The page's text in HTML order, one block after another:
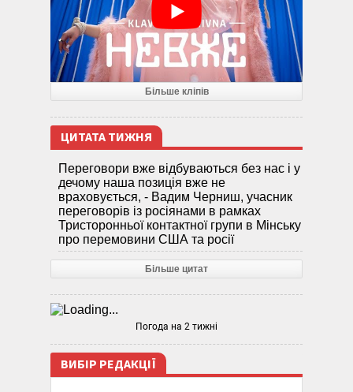
Більше кліпів
ЦИТАТА ТИЖНЯ
Переговори вже відбуваються без нас і у
дечому наша позиція вже не
враховується, - Вадим Черниш, учасник
переговорів із росіянами в рамках
Тристоронньої контактної групи в Мінську
про перемовини США та росії
Більше цитат
Погода на 2 тижні
ВИБІР РЕДАКЦІЇ